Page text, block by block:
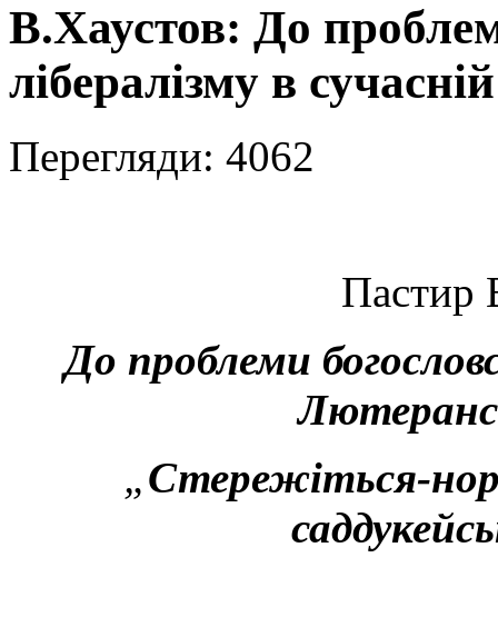
В.Хаустов: До
лібералізму в
Перегляди: 4062
Пастир
До проблеми
„Стережіться-но